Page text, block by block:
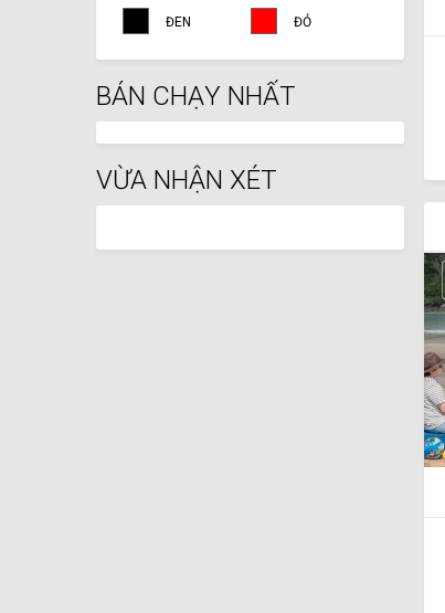
ĐEN ĐỎ
BÁN CHẠY NHẤT
VỪA NHẬN XÉT